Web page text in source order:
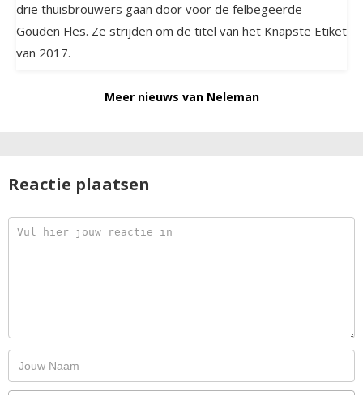
drie thuisbrouwers gaan door voor de felbegeerde
Gouden Fles. Ze strijden om de titel van het Knapste Etiket
van 2017.
Meer nieuws van Neleman
Reactie plaatsen